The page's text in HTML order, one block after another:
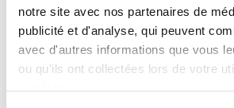
notre site avec nos partenaires de
publicité et d'analyse, qui peuvent
avec d'autres informations que vous
ou qu'ils ont collectées lors de votre
services.